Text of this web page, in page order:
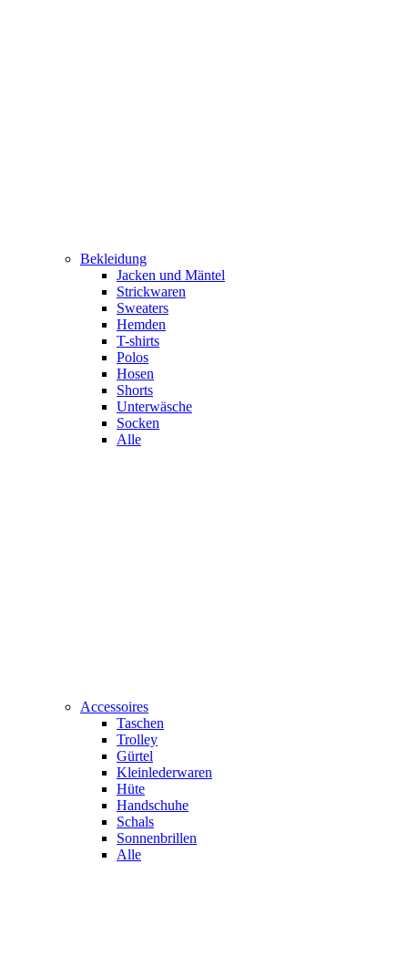
Bekleidung
Jacken und Mäntel
Strickwaren
Sweaters
Hemden
T-shirts
Polos
Hosen
Shorts
Unterwäsche
Socken
Alle
Accessoires
Taschen
Trolley
Gürtel
Kleinlederwaren
Hüte
Handschuhe
Schals
Sonnenbrillen
Alle